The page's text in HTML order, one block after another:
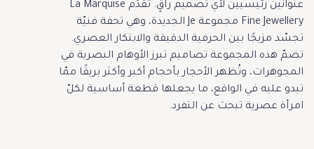
عنوانين رئيسيين لأي تصميم راقٍ. تُقدّم La Marquise
Fine Jewellery مجموعة Je الجديدة، وهي تحفة فنيّة
تجسّد مزيجًا بين الحرفية الدقيقة والابتكار العصري.
تضمّ هذه المجموعة تصاميم تبرز الأوهام البصرية في
المجوهرات، وتُظهر الأحجار بأحجام أكبر وأكثر بريقًا ممّا
تبدو عليه في الواقع، ما يجعلها قطعة أساسية لكلّ
امرأة عصرية تبحث عن التفرد.